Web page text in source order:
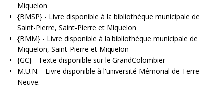
Miquelon
{BMSP} - Livre disponible à la bibliothèque municipale de
Saint-Pierre, Saint-Pierre et Miquelon
{BMM} - Livre disponible à la bibliothèque municipale de
Miquelon, Saint-Pierre et Miquelon
{GC} - Texte disponible sur le GrandColombier
M.U.N. - Livre disponible à l'université Mémorial de Terre-
Neuve.